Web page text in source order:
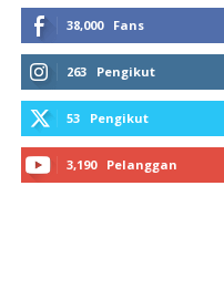
38,000 Fans
263 Pengikut
53 Pengikut
3,190 Pelanggan